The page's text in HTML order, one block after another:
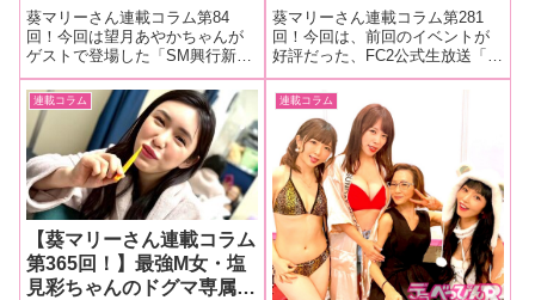
あやかちゃんがゲストで登
場！ 「SM興行新宿ニュ
ーアート蓬莱かすみプロデ
ュースDAY」を大量画像
でレポート！
葵マリーさん連載コラム第84
回！今回は望月あやかちゃんが
ゲストで登場した「SM興行新宿
ニューアート蓬莱かすみプロデ
ュースDAY」現場を大量画像で
レポート！■マリーさんの今まで
の連載はこちら「SM興行新宿ニ
ューアート蓬莱かすみプロデュ
ースDA
生放送「鵺神、天馬のココ
だけの話」のスペシャルバ
ージョン。略して「ココ
縄」イベント第二弾の様子
をレポート！
葵マリーさん連載コラム第281
回！今回は、前回のイベントが
好評だった、FC2公式生放送「葵
屋本店」で準定期的に放送して
いる、「鵺神、天馬のココだけ
の話」のスペシャルバージョ
ン。略して「ココ縄」イベント
第二弾の様子をレポート！■マリ
ーさんの今
連載コラム
【葵マリーさん連載コラム
第365回！】最強M女・塩
見彩ちゃんのドグマ専属ラ
連載コラム